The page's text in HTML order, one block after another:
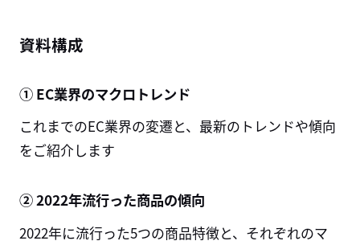
資料構成
① EC業界のマクロトレンド
これまでのEC業界の変遷と、最新のトレンドや傾向
をご紹介します
②2022年流行った商品の傾向
2022年に流行った5つの商品特徴と、それぞれのマ